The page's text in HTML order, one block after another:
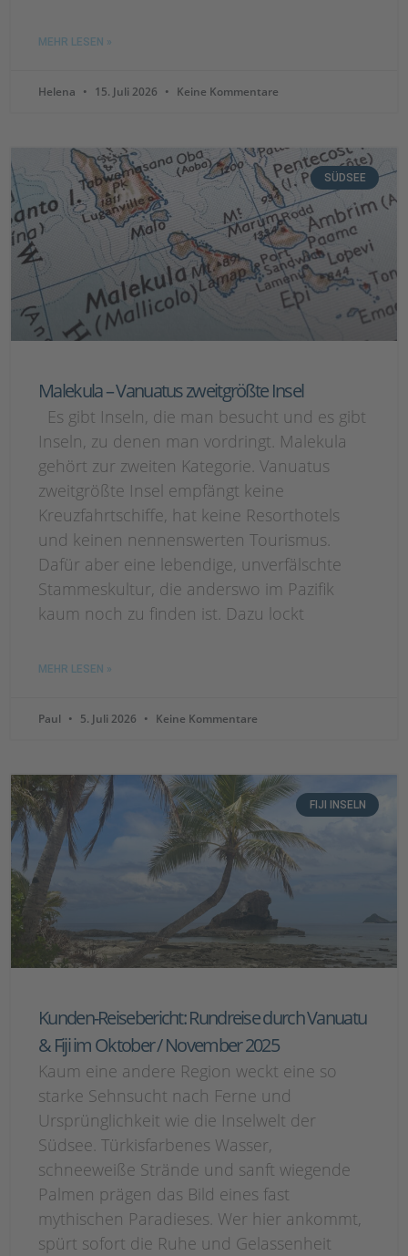
MEHR LESEN »
Helena 15. Juli 2026 Keine Kommentare
SÜDSEE
Malekula – Vanuatus zweitgrößte Insel
Es gibt Inseln, die man besucht und es gibt
Inseln, zu denen man vordringt. Malekula
gehört zur zweiten Kategorie. Vanuatus
zweitgrößte Insel empfängt keine
Kreuzfahrtschiffe, hat keine Resorthotels
und keinen nennenswerten Tourismus.
Dafür aber eine lebendige, unverfälschte
Stammeskultur, die anderswo im Pazifik
kaum noch zu finden ist. Dazu lockt
MEHR LESEN »
Paul 5. Juli 2026 Keine Kommentare
FIJI INSELN
Kunden-Reisebericht: Rundreise durch Vanuatu
& Fiji im Oktober / November 2025
Kaum eine andere Region weckt eine so
starke Sehnsucht nach Ferne und
Ursprünglichkeit wie die Inselwelt der
Südsee. Türkisfarbenes Wasser,
schneeweiße Strände und sanft wiegende
Palmen prägen das Bild eines fast
mythischen Paradieses. Wer hier ankommt,
spürt sofort die Ruhe und Gelassenheit